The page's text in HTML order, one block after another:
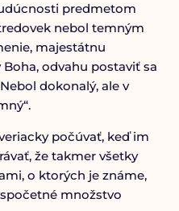
predmetom
nebol temným
majestátnu
odvahu postaviť sa
dokonalý, ale v
počúvať, keď im
že takmer všetky
o ktorých je známe,
množstvo